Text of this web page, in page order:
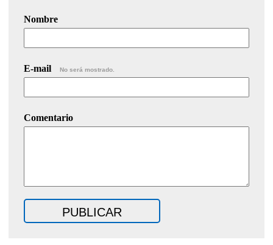
Nombre
E-mail No será mostrado.
Comentario